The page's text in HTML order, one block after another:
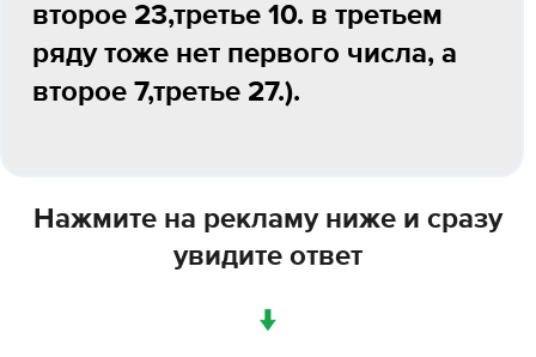
второе 23,третье 10. в третьем
ряду тоже нет первого числа, а
второе 7,третье 27.).
Нажмите на рекламу ниже и сразу
увидите ответ
↓